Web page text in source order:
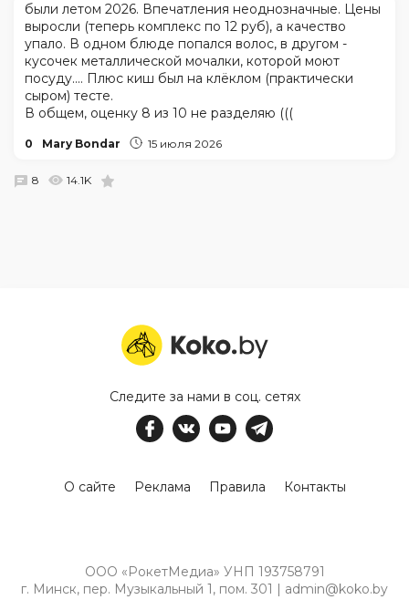
были летом 2026. Впечатления неоднозначные. Цены
выросли (теперь комплекс по 12 руб), а качество
упало. В одном блюде попался волос, в другом -
кусочек металлической мочалки, которой моют
посуду.... Плюс киш был на клёклом (практически
сыром) тесте.
В общем, оценку 8 из 10 не разделяю (((
0 Mary Bondar 15 июля 2026
8 14.1K
Следите за нами в соц. сетях
О сайте Реклама Правила Контакты
ООО «РокетМедиа» УНП 193758791
г. Минск, пер. Музыкальный 1, пом. 301 | admin@koko.by